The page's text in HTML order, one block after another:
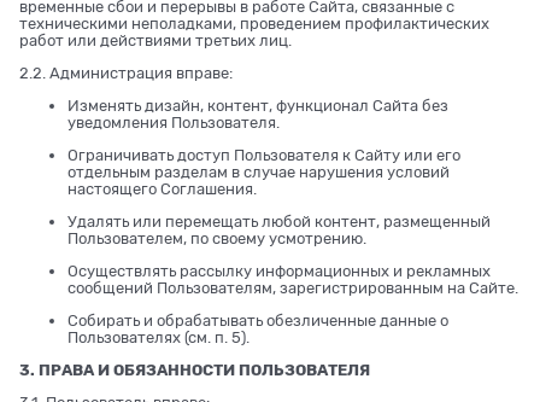
временные сбои и перерывы в работе Сайта, связанные с
техническими неполадками, проведением профилактических
работ или действиями третьих лиц.
2.2. Администрация вправе:
Изменять дизайн, контент, функционал Сайта без
уведомления Пользователя.
Ограничивать доступ Пользователя к Сайту или его
отдельным разделам в случае нарушения условий
настоящего Соглашения.
Удалять или перемещать любой контент, размещенный
Пользователем, по своему усмотрению.
Осуществлять рассылку информационных и рекламных
сообщений Пользователям, зарегистрированным на Сайте.
Собирать и обрабатывать обезличенные данные о
Пользователях (см. п. 5).
3. ПРАВА И ОБЯЗАННОСТИ ПОЛЬЗОВАТЕЛЯ